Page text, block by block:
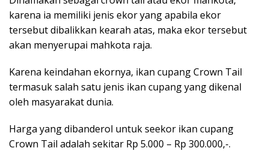
karena ia memiliki jenis ekor yang apabila ekor
tersebut dibalikkan kearah atas, maka ekor tersebut
akan menyerupai mahkota raja.
Karena keindahan ekornya, ikan cupang Crown Tail
termasuk salah satu jenis ikan cupang yang dikenal
oleh masyarakat dunia.
Harga yang dibanderol untuk seekor ikan cupang
Crown Tail adalah sekitar Rp 5.000 – Rp 300.000,-.